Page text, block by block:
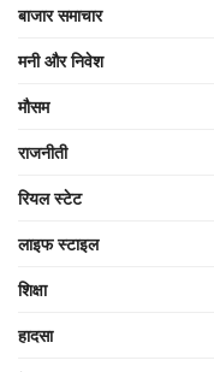
बाजार समाचार
मनी और निवेश
मौसम
राजनीती
रियल स्टेट
लाइफ स्टाइल
शिक्षा
हादसा